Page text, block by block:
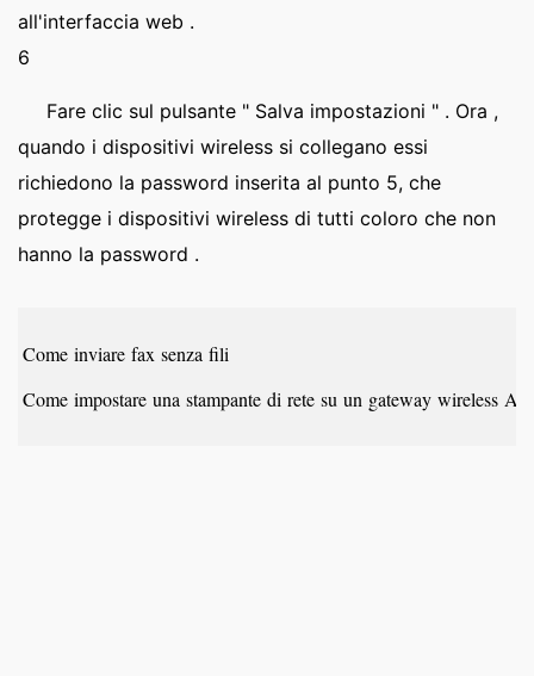
all'interfaccia web .
6
Fare clic sul pulsante " Salva impostazioni " . Ora ,
quando i dispositivi wireless si collegano essi
richiedono la password inserita al punto 5, che
protegge i dispositivi wireless di tutti coloro che non
hanno la password .
Come inviare fax senza fili
Come impostare una stampante di rete su un gateway wireless